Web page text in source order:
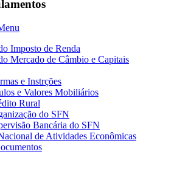
Imposto de Renda
Mercado de Câmbio e Capitais
e Instrções
e Valores Mobiliários
Rural
do SFN
Bancária do SFN
de Atividades Econômicas